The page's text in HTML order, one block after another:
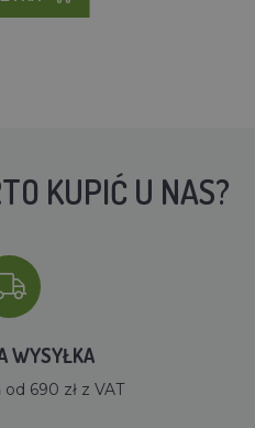
KUPIĆ U NAS?
WYSYŁKA
690 zł z VAT